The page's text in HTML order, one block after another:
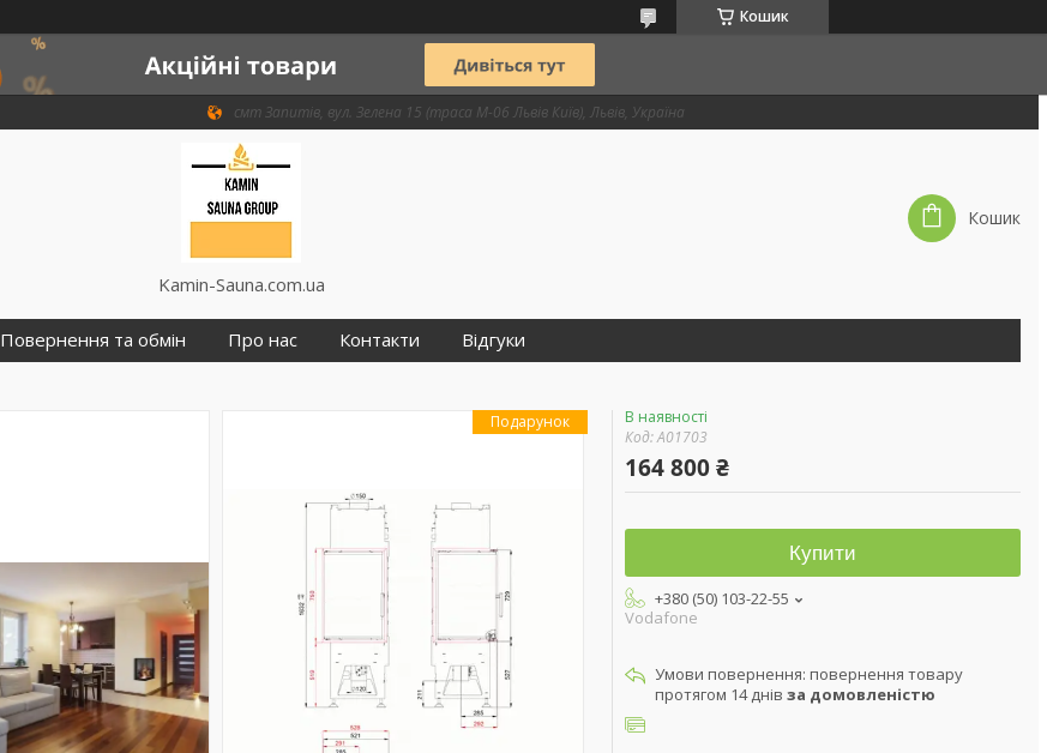
Кошик
смт Запитів, вул. Зелена 15 (траса М-06 Львів Київ), Львів, Україна
Kamin-Sauna.com.ua
Кошик
Повернення та обмін Про нас Контакти Відгуки
Подарунок
В наявності
Код:А01703
164 800 ₴
Купити
+380 (50) 103-22-55
Vodafone
повернення товару
протягом 14 днів за домовленістю